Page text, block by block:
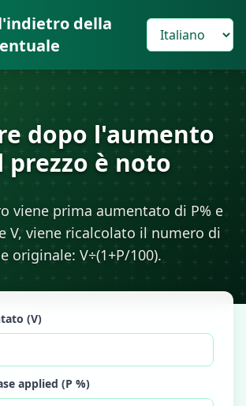
della
dopo l'aumento
prezzo è noto
viene prima aumentato di P% e
V, viene ricalcolato il numero di
originale: V÷(1+P/100).
(V)
applied (P %)